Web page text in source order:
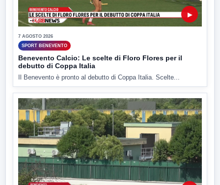
▶
7 AGOSTO 2026
SPORT BENEVENTO
Benevento Calcio: Le scelte di Floro Flores per il
debutto di Coppa Italia
Il Benevento è pronto al debutto di Coppa Italia. Scelte...